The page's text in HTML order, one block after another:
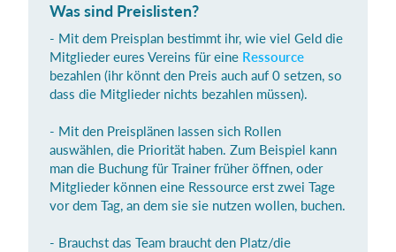
Deutsch
Einloggen
Was sind Preislisten?
- Mit dem Preisplan bestimmt ihr, wie viel Geld die
Mitglieder eures Vereins für eine Ressource
bezahlen (ihr könnt den Preis auch auf 0 setzen, so
dass die Mitglieder nichts bezahlen müssen).
- Mit den Preisplänen lassen sich Rollen
auswählen, die Priorität haben. Zum Beispiel kann
man die Buchung für Trainer früher öffnen, oder
Mitglieder können eine Ressource erst zwei Tage
vor dem Tag, an dem sie sie nutzen wollen, buchen.
- Brauchst das Team braucht den Platz/die